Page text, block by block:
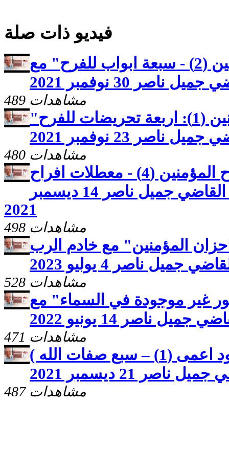
فيديو ذات صلة
كنوز مخفيّه "افراح المؤمنين (2) - سبعة ابواب للفرح" مع
30 نوفمبر 2021
489 مشاهدات
كنوز مخفيّه "افراح المؤمنين (1): اربعة تحريضات للفرح"
23 نوفمبر 2021
480 مشاهدات
كنوز مخفيّه "افراح المؤمنين (4) - معطلات افراح
السماء" مع خادم الرب القاضي جميل ناصر 14 ديسمبر
2021
498 مشاهدات
المؤمنين" مع خادم الرب
جميل ناصر 4 يوليو 2023
528 مشاهدات
غير موجودة في السماء" مع
ناصر 14 يونيو 2022
471 مشاهدات
كنوز مخفيّه ( شفاء المولود اعمى (1) – سبع صفات الله )
21 ديسمبر 2021
487 مشاهدات